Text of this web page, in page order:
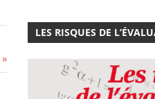
LES RISQUES DE